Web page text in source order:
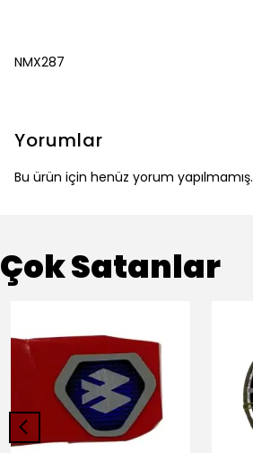
NMX287
Yorumlar
Bu ürün için henüz yorum yapılmamış.
Çok Satanlar